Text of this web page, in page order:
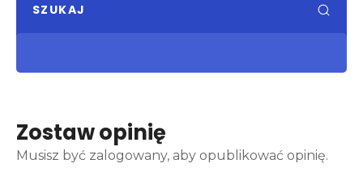
SZUKAJ
Zostaw opinię
Musisz być zalogowany, aby opublikować opinię.